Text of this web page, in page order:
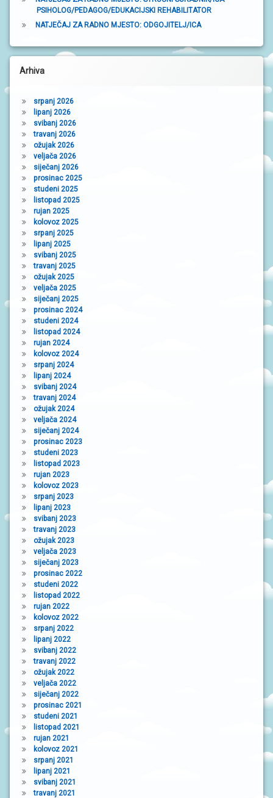
PSIHOLOG/PEDAGOG/EDUKACIJSKI REHABILITATOR
NATJEČAJ ZA RADNO MJESTO: ODGOJITELJ/ICA
Arhiva
srpanj 2026
lipanj 2026
svibanj 2026
travanj 2026
ožujak 2026
veljača 2026
siječanj 2026
prosinac 2025
studeni 2025
listopad 2025
rujan 2025
kolovoz 2025
srpanj 2025
lipanj 2025
svibanj 2025
travanj 2025
ožujak 2025
veljača 2025
siječanj 2025
prosinac 2024
studeni 2024
listopad 2024
rujan 2024
kolovoz 2024
srpanj 2024
lipanj 2024
svibanj 2024
travanj 2024
ožujak 2024
veljača 2024
siječanj 2024
prosinac 2023
studeni 2023
listopad 2023
rujan 2023
kolovoz 2023
srpanj 2023
lipanj 2023
svibanj 2023
travanj 2023
ožujak 2023
veljača 2023
siječanj 2023
prosinac 2022
studeni 2022
listopad 2022
rujan 2022
kolovoz 2022
srpanj 2022
lipanj 2022
svibanj 2022
travanj 2022
ožujak 2022
veljača 2022
siječanj 2022
prosinac 2021
studeni 2021
listopad 2021
rujan 2021
kolovoz 2021
srpanj 2021
lipanj 2021
svibanj 2021
travanj 2021